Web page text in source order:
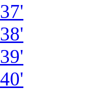
37'
38'
39'
40'